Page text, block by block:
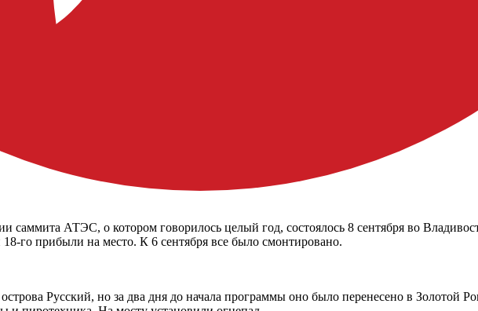
АТЭС, о котором говорилось целый год, состоялось 8 сентября во
го прибыли на место. К 6 сентября все было смонтировано.
Русский, но за два дня до начала программы оно было перенесено в Золотой